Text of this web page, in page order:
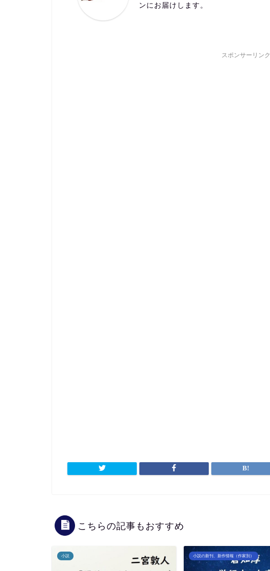
ンにお届けします。
スポンサーリンク
こちらの記事もおすすめ
小説 小説の新刊、新作情報（作家別）